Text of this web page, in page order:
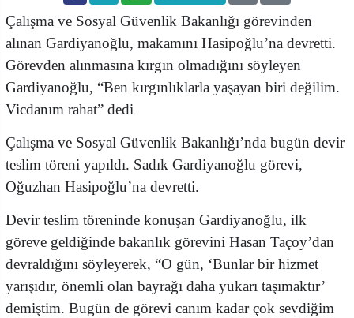
Çalışma ve Sosyal Güvenlik Bakanlığı görevinden
alınan Gardiyanoğlu, makamını Hasipoğlu’na devretti.
Görevden alınmasına kırgın olmadığını söyleyen
Gardiyanoğlu, “Ben kırgınlıklarla yaşayan biri değilim.
Vicdanım rahat” dedi
Çalışma ve Sosyal Güvenlik Bakanlığı’nda bugün devir
teslim töreni yapıldı. Sadık Gardiyanoğlu görevi,
Oğuzhan Hasipoğlu’na devretti.
Devir teslim töreninde konuşan Gardiyanoğlu, ilk
göreve geldiğinde bakanlık görevini Hasan Taçoy’dan
devraldığını söyleyerek, “O gün, ‘Bunlar bir hizmet
yarışıdır, önemli olan bayrağı daha yukarı taşımaktır’
demiştim. Bugün de görevi canım kadar çok sevdiğim